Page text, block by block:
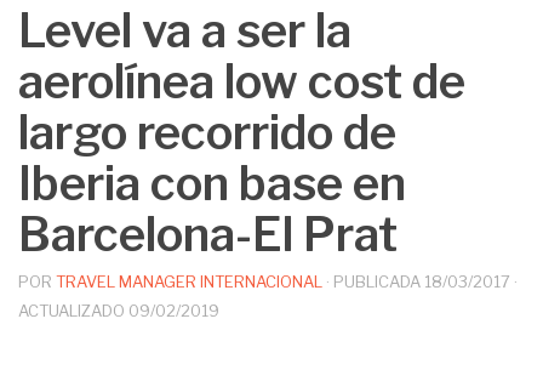
Level va a ser la
aerolínea low cost de
largo recorrido de
Iberia con base en
Barcelona-El Prat
POR TRAVEL MANAGER INTERNACIONAL · PUBLICADA 18/03/2017 ·
ACTUALIZADO 09/02/2019